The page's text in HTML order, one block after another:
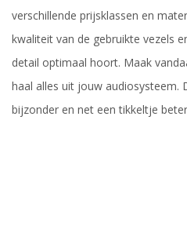
verschillende prijsklassen en
kwaliteit van de gebruikte vezels
detail optimaal hoort. Maak
haal alles uit jouw audiosysteem.
bijzonder en net een tikkeltje